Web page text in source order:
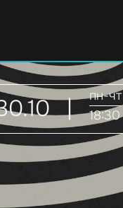
|
пн-чт
18:30